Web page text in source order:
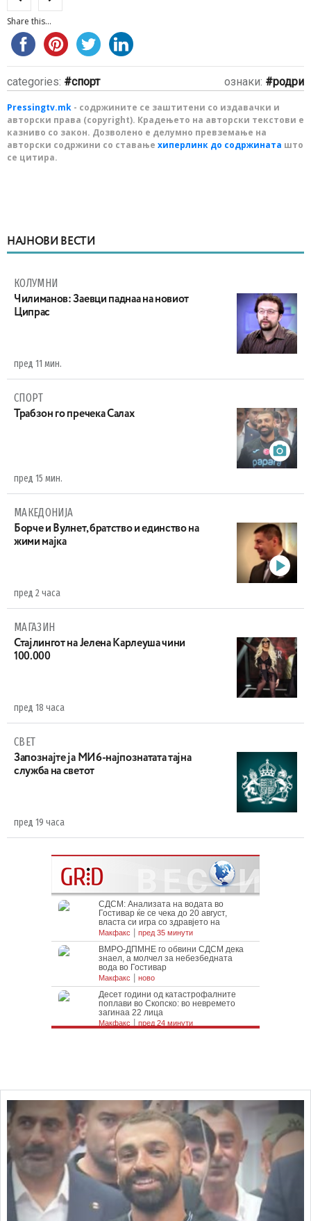
Share this...
categories: спорт ознаки: родри
Pressingtv.mk - содржините се заштитени со издавачки и
авторски права (copyright). Крадењето на авторски текстови е
казниво со закон. Дозволено е делумно превземање на
авторски содржини со ставање хиперлинк до содржината што
се цитира.
НАЈНОВИ ВЕСТИ
КОЛУМНИ
Чилиманов: Заевци паднаа на новиот
Ципрас
пред 11 мин.
СПОРТ
Трабзон го пречека Салах
пред 15 мин.
МАКЕДОНИЈА
Борче и Вулнет, братство и единство на
жими мајка
пред 2 часа
МАГАЗИН
Стајлингот на Јелена Карлеуша чини
100.000
пред 18 часа
СВЕТ
Запознајте ја МИ6-најпознатата тајна
служба на светот
пред 19 часа